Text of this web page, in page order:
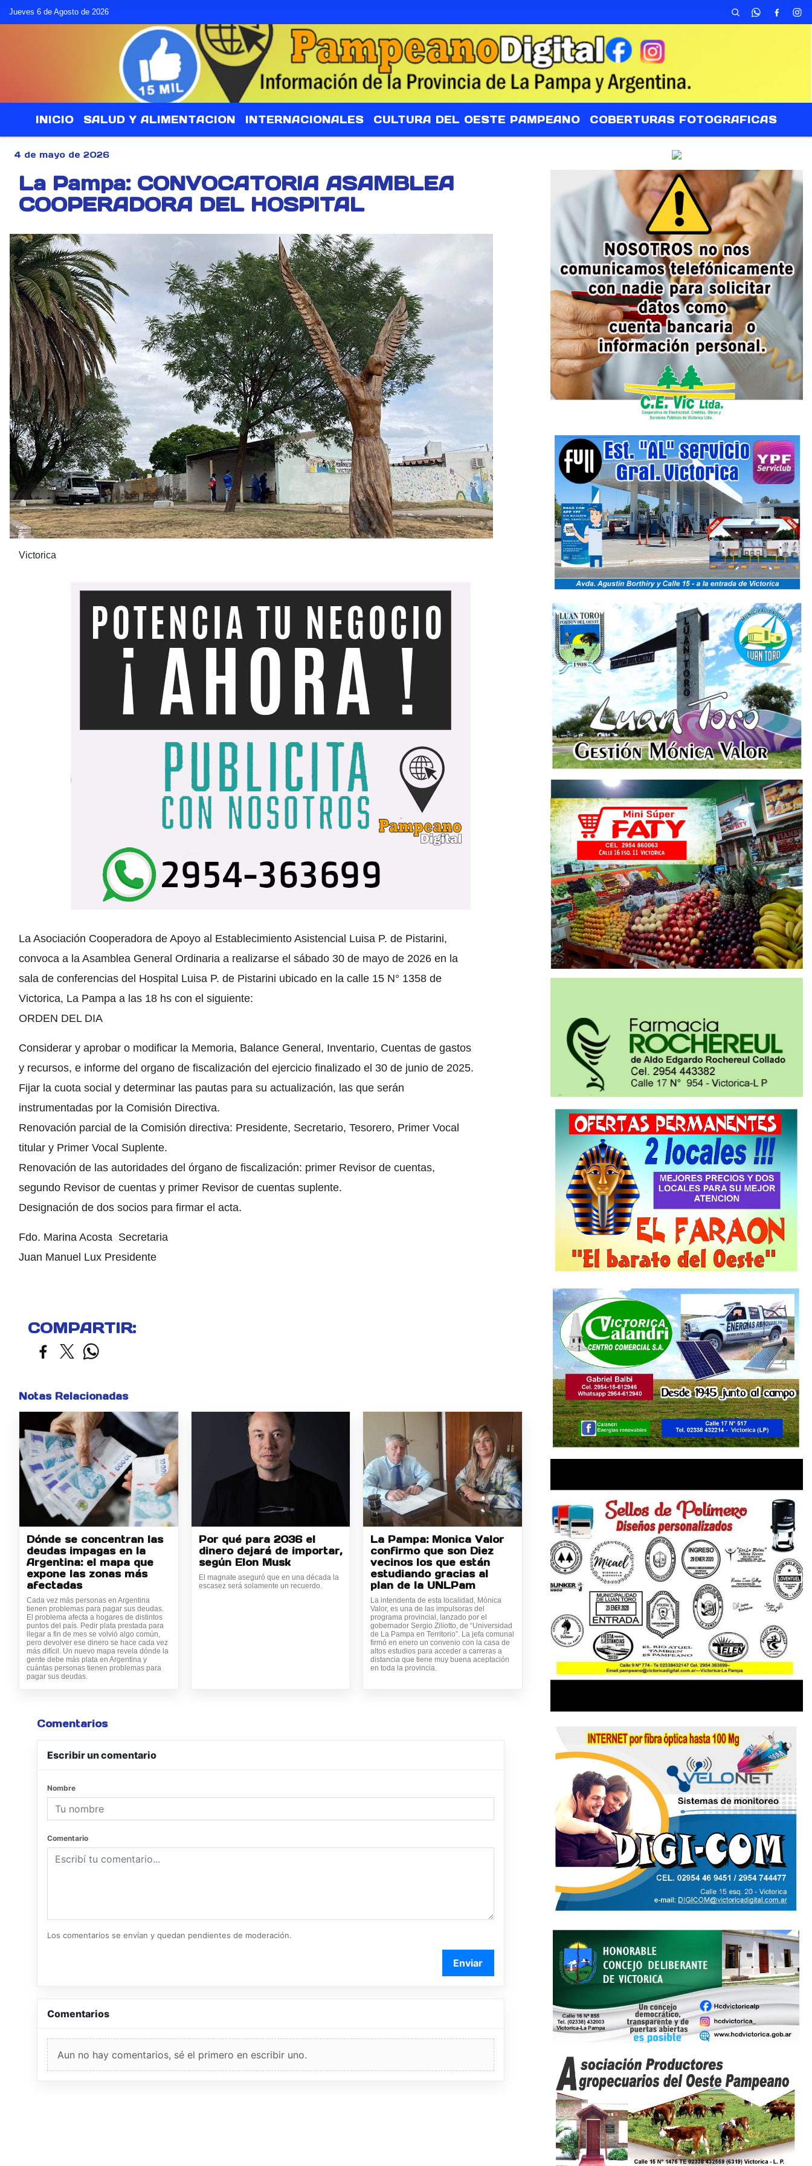
Jueves 6 de Agosto de 2026
INICIO SALUD Y ALIMENTACION INTERNACIONALES CULTURA DEL OESTE PAMPEANO COBERTURAS FOTOGRAFICAS
4 de mayo de 2026
La Pampa: CONVOCATORIA ASAMBLEA
COOPERADORA DEL HOSPITAL
Victorica
La Asociación Cooperadora de Apoyo al Establecimiento Asistencial Luisa P. de Pistarini,
convoca a la Asamblea General Ordinaria a realizarse el sábado 30 de mayo de 2026 en la
sala de conferencias del Hospital Luisa P. de Pistarini ubicado en la calle 15 N° 1358 de
Victorica, La Pampa a las 18 hs con el siguiente:
ORDEN DEL DIA
Considerar y aprobar o modificar la Memoria, Balance General, Inventario, Cuentas de gastos
y recursos, e informe del organo de fiscalización del ejercicio finalizado el 30 de junio de 2025.
Fijar la cuota social y determinar las pautas para su actualización, las que serán
instrumentadas por la Comisión Directiva.
Renovación parcial de la Comisión directiva: Presidente, Secretario, Tesorero, Primer Vocal
titular y Primer Vocal Suplente.
Renovación de las autoridades del órgano de fiscalización: primer Revisor de cuentas,
segundo Revisor de cuentas y primer Revisor de cuentas suplente.
Designación de dos socios para firmar el acta.
Fdo. Marina Acosta Secretaria
Juan Manuel Lux Presidente
COMPARTIR:
Notas Relacionadas
Dónde se concentran las
deudas impagas en la
Argentina: el mapa que
expone las zonas más
afectadas
Cada vez más personas en Argentina
tienen problemas para pagar sus deudas.
El problema afecta a hogares de distintos
puntos del país. Pedir plata prestada para
llegar a fin de mes se volvió algo común,
pero devolver ese dinero se hace cada vez
más difícil. Un nuevo mapa revela dónde la
gente debe más plata en Argentina y
cuántas personas tienen problemas para
pagar sus deudas.
Por qué para 2036 el
dinero dejará de importar,
según Elon Musk
El magnate aseguró que en una década la
escasez será solamente un recuerdo.
La Pampa: Monica Valor
confirmo que son Diez
vecinos los que están
estudiando gracias al
plan de la UNLPam
La intendenta de esta localidad, Mónica
Valor, es una de las impulsoras del
programa provincial, lanzado por el
gobernador Sergio Ziliotto, de “Universidad
de La Pampa en Territorio”. La jefa comunal
firmó en enero un convenio con la casa de
altos estudios para acceder a carreras a
distancia que tiene muy buena aceptación
en toda la provincia.
Comentarios
Escribir un comentario
Nombre
Comentario
Los comentarios se envían y quedan pendientes de moderación.
Enviar
Comentarios
Aun no hay comentarios, sé el primero en escribir uno.